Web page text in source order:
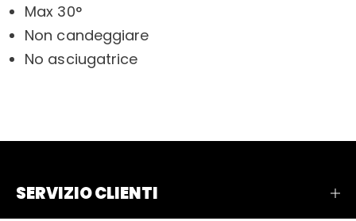
Max 30°
Non candeggiare
No asciugatrice
SERVIZIO CLIENTI